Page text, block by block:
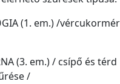
(1. em.) /
(3. em.) / csípő és térd
/